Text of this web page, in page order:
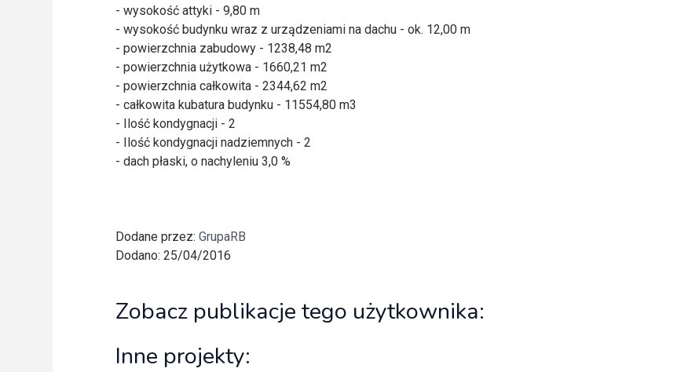
- wysokość attyki - 9,80 m
- wysokość budynku wraz z urządzeniami na dachu - ok. 12,00 m
- powierzchnia zabudowy - 1238,48 m2
- powierzchnia użytkowa - 1660,21 m2
- powierzchnia całkowita - 2344,62 m2
- całkowita kubatura budynku - 11554,80 m3
- Ilość kondygnacji - 2
- Ilość kondygnacji nadziemnych - 2
- dach płaski, o nachyleniu 3,0 %
Dodane przez: GrupaRB
Dodano: 25/04/2016
Zobacz publikacje tego użytkownika:
Inne projekty: